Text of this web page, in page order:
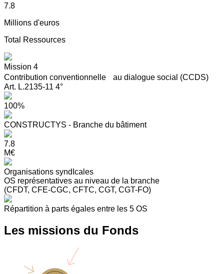
7.8
Millions d'euros
Total Ressources
Mission 4
Contribution conventionnelle au dialogue social (CCDS)
Art. L.2135-11 4°
100%
CONSTRUCTYS - Branche du bâtiment
7.8
M€
Organisations syndIcales
OS représentatives au niveau de la branche
(CFDT, CFE-CGC, CFTC, CGT, CGT-FO)
Répartition à parts égales entre les 5 OS
Les missions du Fonds